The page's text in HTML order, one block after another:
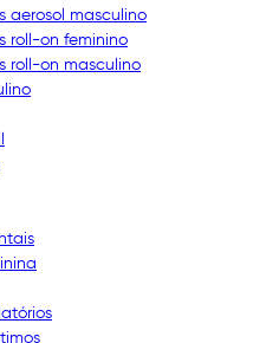
aerosol masculino
roll-on feminino
roll-on masculino